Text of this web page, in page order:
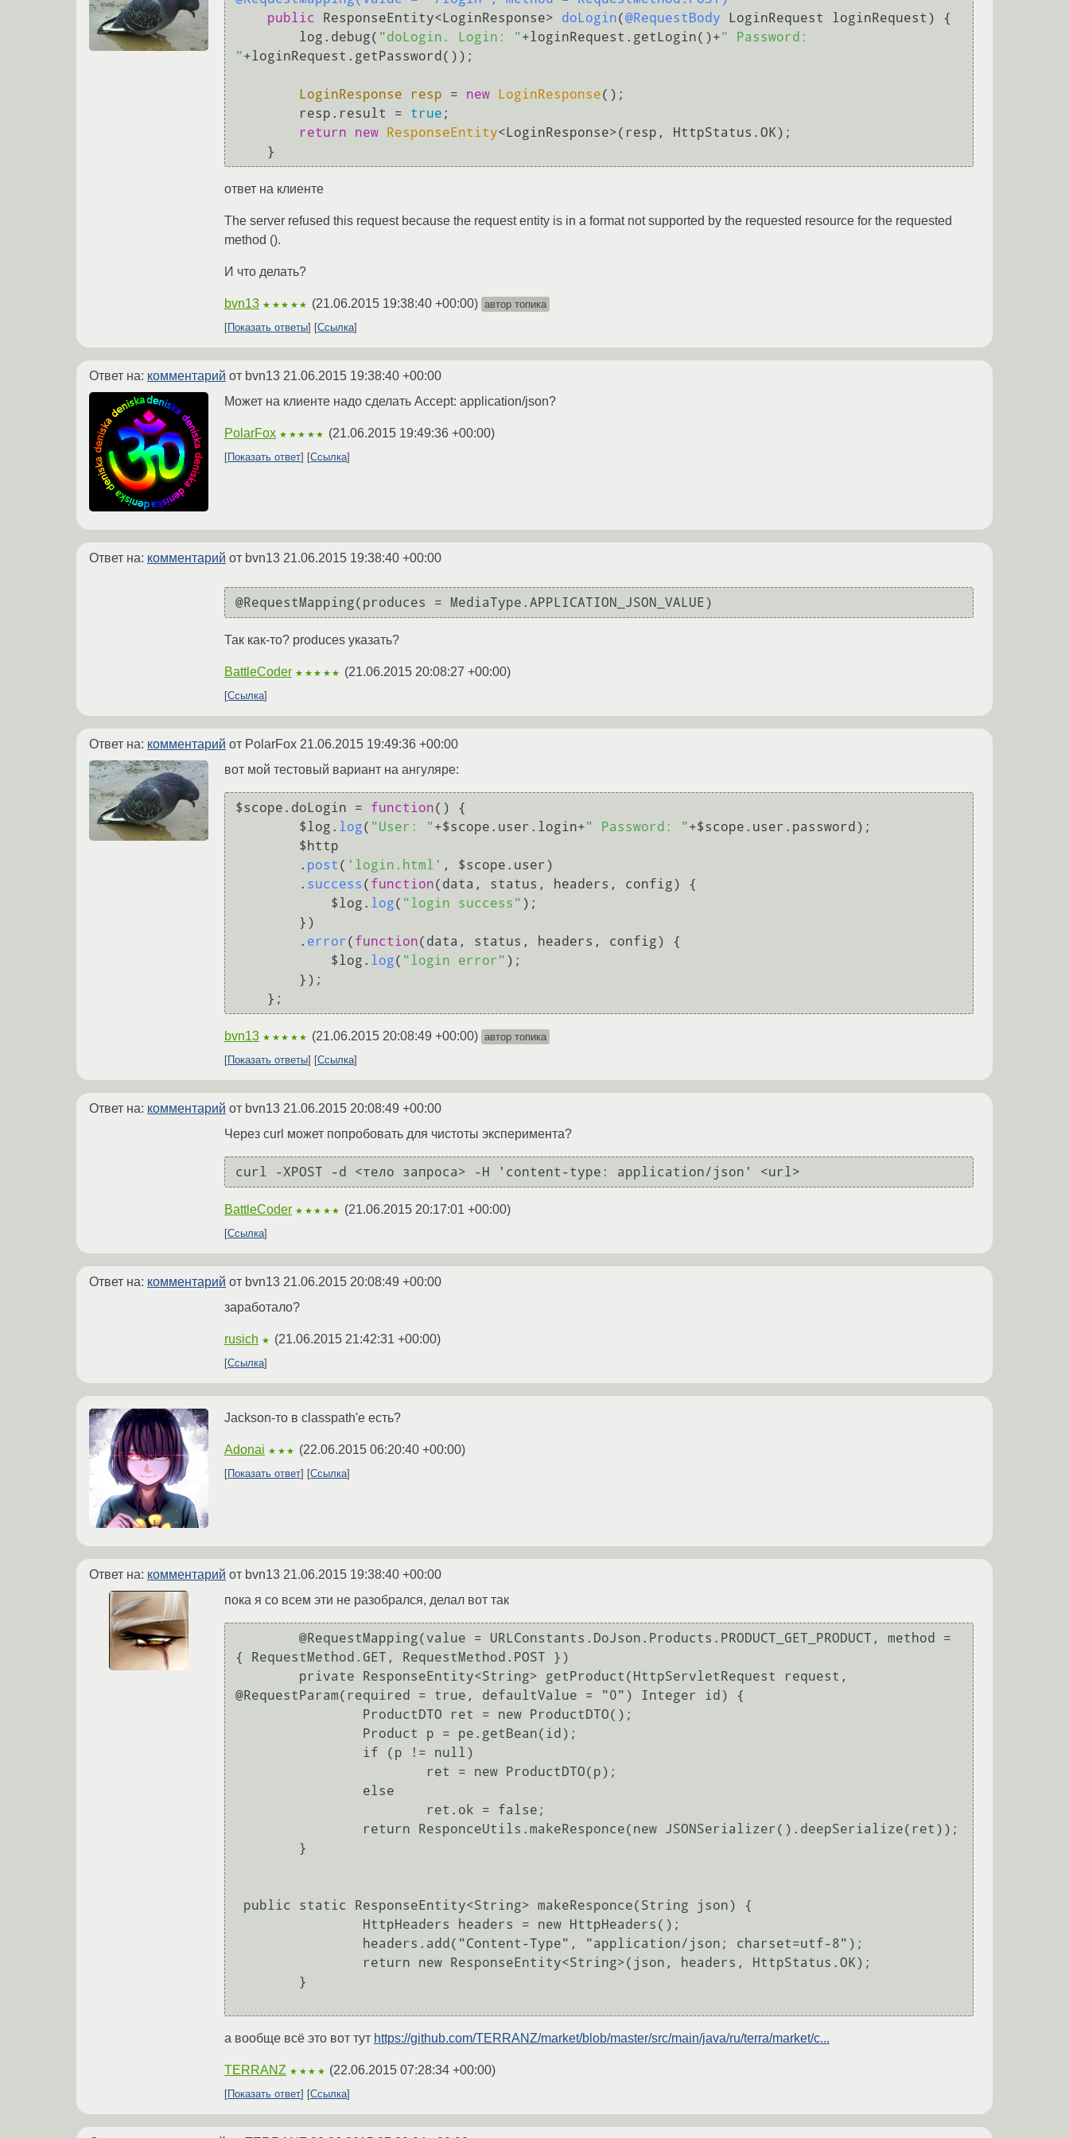
public
ResponseEntity<LoginResponse> doLogin(@RequestBody LoginRequest loginRequest)
{
        log.debug(
"doLogin. Login: "+loginRequest.getLogin()+" Password:
"+loginRequest.getPassword());
LoginResponse resp = new LoginResponse();
        resp.result =
true ;
return
new ResponseEntity<LoginResponse>(resp, HttpStatus.OK);
ответ на клиенте
The server refused this request because the request entity is in a format not supported by the requested resource for the requested
method ().
И что делать?
bvn13 ★★★★★ (21.06.2015 19:38:40 +00:00) автор топика
Показать ответы
Ссылка
Ответ на: комментарий от bvn13 21.06.2015 19:38:40 +00:00
Может на клиенте надо сделать Accept: application/json?
PolarFox ★★★★★ (21.06.2015 19:49:36 +00:00)
Показать ответ Ссылка
Ответ на: комментарий от bvn13 21.06.2015 19:38:40 +00:00
@RequestMapping(produces = MediaType.APPLICATION_JSON_VALUE)
Так как-то? produces указать?
BattleCoder ★★★★★ (21.06.2015 20:08:27 +00:00)
Ссылка
Ответ на: комментарий от PolarFox 21.06.2015 19:49:36 +00:00
вот мой тестовый вариант на ангуляре:
$scope. doLogin = function( ) {
        $log.
log( "User: "+$scope. user . login+" Password: "+$scope. user . password );
        .
post ( 'login.html' , $scope. user )
        .
success ( function( data, status, headers, config) {
            $log.
log( "login success" );
        .
error ( function( data, status, headers, config) {
            $log.
log( "login error" );
bvn13 ★★★★★ (21.06.2015 20:08:49 +00:00) автор топика
Показать ответы
Ссылка
Ответ на: комментарий от bvn13 21.06.2015 20:08:49 +00:00
Через curl может попробовать для чистоты эксперимента?
curl -XPOST -d <тело запроса> -H 'content-type: application/json' <url>
BattleCoder ★★★★★ (21.06.2015 20:17:01 +00:00)
Ссылка
Ответ на: комментарий от bvn13 21.06.2015 20:08:49 +00:00
заработало?
rusich ★ (21.06.2015 21:42:31 +00:00)
Ссылка
Jackson-то в classpath'e есть?
Adonai ★★★ (22.06.2015 06:20:40 +00:00)
Показать ответ Ссылка
Ответ на: комментарий от bvn13 21.06.2015 19:38:40 +00:00
пока я со всем эти не разобрался, делал вот так
{ RequestMethod.GET, RequestMethod.POST })
@RequestParam(required = true, defaultValue = "0") Integer id) {
а вообще всё это вот тут https://github.com/TERRANZ/market/blob/master/src/main/java/ru/terra/market/c...
TERRANZ ★★★★ (22.06.2015 07:28:34 +00:00)
Показать ответ Ссылка